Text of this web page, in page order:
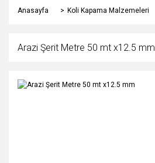
Anasayfa Koli Kapama Malzemeleri
Arazi Şerit Metre 50 mt x12.5 mm